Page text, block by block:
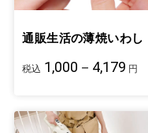
通販生活の薄焼いわし
税込 1,000－4,179 円